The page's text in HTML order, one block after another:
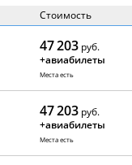
Стоимость
47 203 руб.
+авиабилеты
Места есть
47 203 руб.
+авиабилеты
Места есть